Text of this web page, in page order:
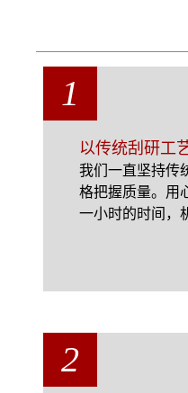
1
以传统刮研工
我们一直坚持传
格把握质量。用
一小时的时间，
2